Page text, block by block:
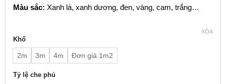
Màu sắc: Xanh lá, xanh dương, đen, vàng, cam, trắng…
Khổ
2m 3m 4m Đơn giá 1m2
Tỷ lệ che phủ
XÓA